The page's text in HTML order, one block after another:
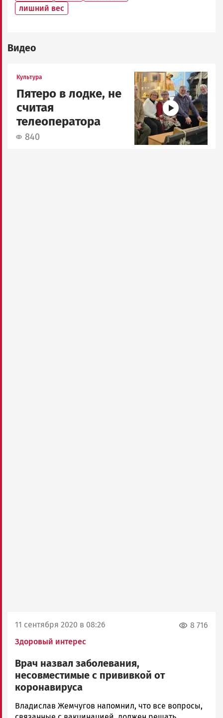
лишний вес
Видео
Культура
Пятеро в лодке, не
считая
телеоператора
840
Image
11 сентября 2020 в 08:26
Здоровый интерес
8 716
Врач назвал заболевания,
несовместимые с прививкой от
коронавируса
Корректор
Владислав Жемчугов напомнил, что все вопросы,